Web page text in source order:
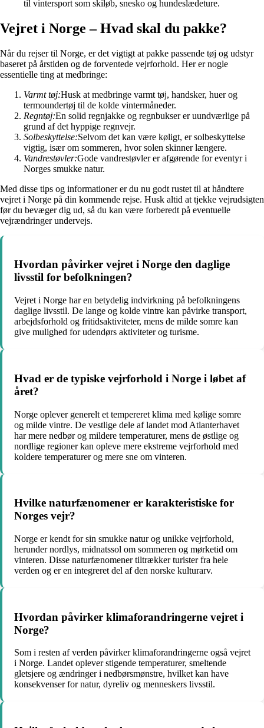
til vintersport som skiløb, snesko og hundeslædeture.
Vejret i Norge – Hvad skal du pakke?
Når du rejser til Norge, er det vigtigt at pakke passende tøj og udstyr
baseret på årstiden og de forventede vejrforhold. Her er nogle
essentielle ting at medbringe:
Varmt tøj:Husk at medbringe varmt tøj, handsker, huer og
termoundertøj til de kolde vintermåneder.
Regntøj:En solid regnjakke og regnbukser er uundværlige på
grund af det hyppige regnvejr.
Solbeskyttelse:Selvom det kan være køligt, er solbeskyttelse
vigtig, især om sommeren, hvor solen skinner længere.
Vandrestøvler:Gode vandrestøvler er afgørende for eventyr i
Norges smukke natur.
Med disse tips og informationer er du nu godt rustet til at håndtere
vejret i Norge på din kommende rejse. Husk altid at tjekke vejrudsigten
før du bevæger dig ud, så du kan være forberedt på eventuelle
vejrændringer undervejs.
Hvordan påvirker vejret i Norge den daglige
livsstil for befolkningen?
Vejret i Norge har en betydelig indvirkning på befolkningens
daglige livsstil. De lange og kolde vintre kan påvirke transport,
arbejdsforhold og fritidsaktiviteter, mens de milde somre kan
give mulighed for udendørs aktiviteter og turisme.
Hvad er de typiske vejrforhold i Norge i løbet af
året?
Norge oplever generelt et tempereret klima med kølige somre
og milde vintre. De vestlige dele af landet mod Atlanterhavet
har mere nedbør og mildere temperaturer, mens de østlige og
nordlige regioner kan opleve mere ekstreme vejrforhold med
koldere temperaturer og mere sne om vinteren.
Hvilke naturfænomener er karakteristiske for
Norges vejr?
Norge er kendt for sin smukke natur og unikke vejrforhold,
herunder nordlys, midnatssol om sommeren og mørketid om
vinteren. Disse naturfænomener tiltrækker turister fra hele
verden og er en integreret del af den norske kulturarv.
Hvordan påvirker klimaforandringerne vejret i
Norge?
Som i resten af verden påvirker klimaforandringerne også vejret
i Norge. Landet oplever stigende temperaturer, smeltende
gletsjere og ændringer i nedbørsmønstre, hvilket kan have
konsekvenser for natur, dyreliv og menneskers livsstil.